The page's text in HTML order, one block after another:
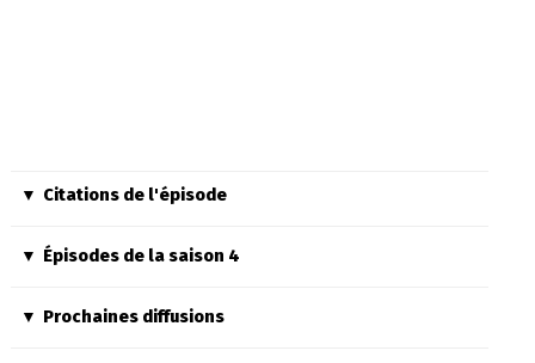
Citations de l'épisode
Épisodes de la saison 4
Prochaines diffusions